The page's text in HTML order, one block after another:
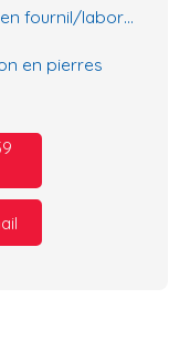
une deuxieme maison -ancien fournil/laboratoire transformable en habitation
en pierres